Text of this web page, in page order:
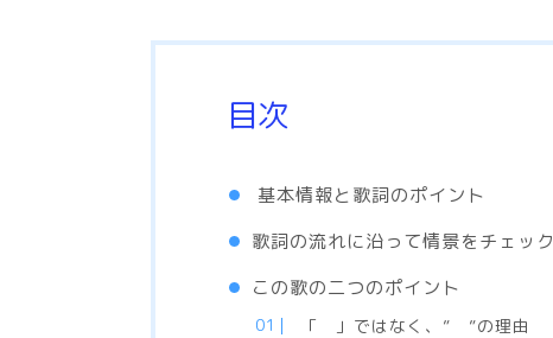
目次
基本情報と歌詞のポイント
歌詞の流れに沿って情景をチェック
この歌の二つのポイント
「 」ではなく、” ”の理由